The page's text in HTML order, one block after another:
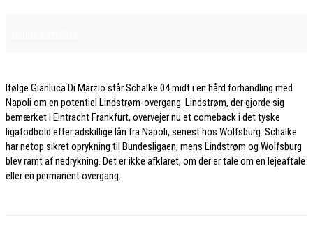
Ifølge Gianluca Di Marzio står Schalke 04 midt i en hård forhandling med
Napoli om en potentiel Lindstrøm-overgang. Lindstrøm, der gjorde sig
bemærket i Eintracht Frankfurt, overvejer nu et comeback i det tyske
ligafodbold efter adskillige lån fra Napoli, senest hos Wolfsburg. Schalke
har netop sikret oprykning til Bundesligaen, mens Lindstrøm og Wolfsburg
blev ramt af nedrykning. Det er ikke afklaret, om der er tale om en lejeaftale
eller en permanent overgang.